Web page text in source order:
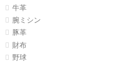
牛革
腕ミシン
豚革
財布
野球